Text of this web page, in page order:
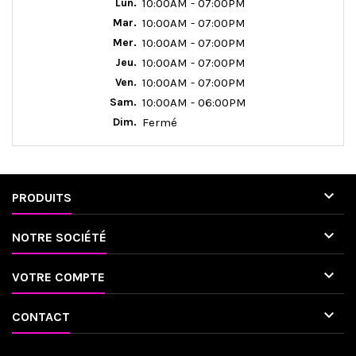
Lun. 10:00AM - 07:00PM
Mar. 10:00AM - 07:00PM
Mer. 10:00AM - 07:00PM
Jeu. 10:00AM - 07:00PM
Ven. 10:00AM - 07:00PM
Sam. 10:00AM - 06:00PM
Dim. Fermé
PRODUITS 
NOTRE SOCIÉTÉ 
VOTRE COMPTE 
CONTACT 